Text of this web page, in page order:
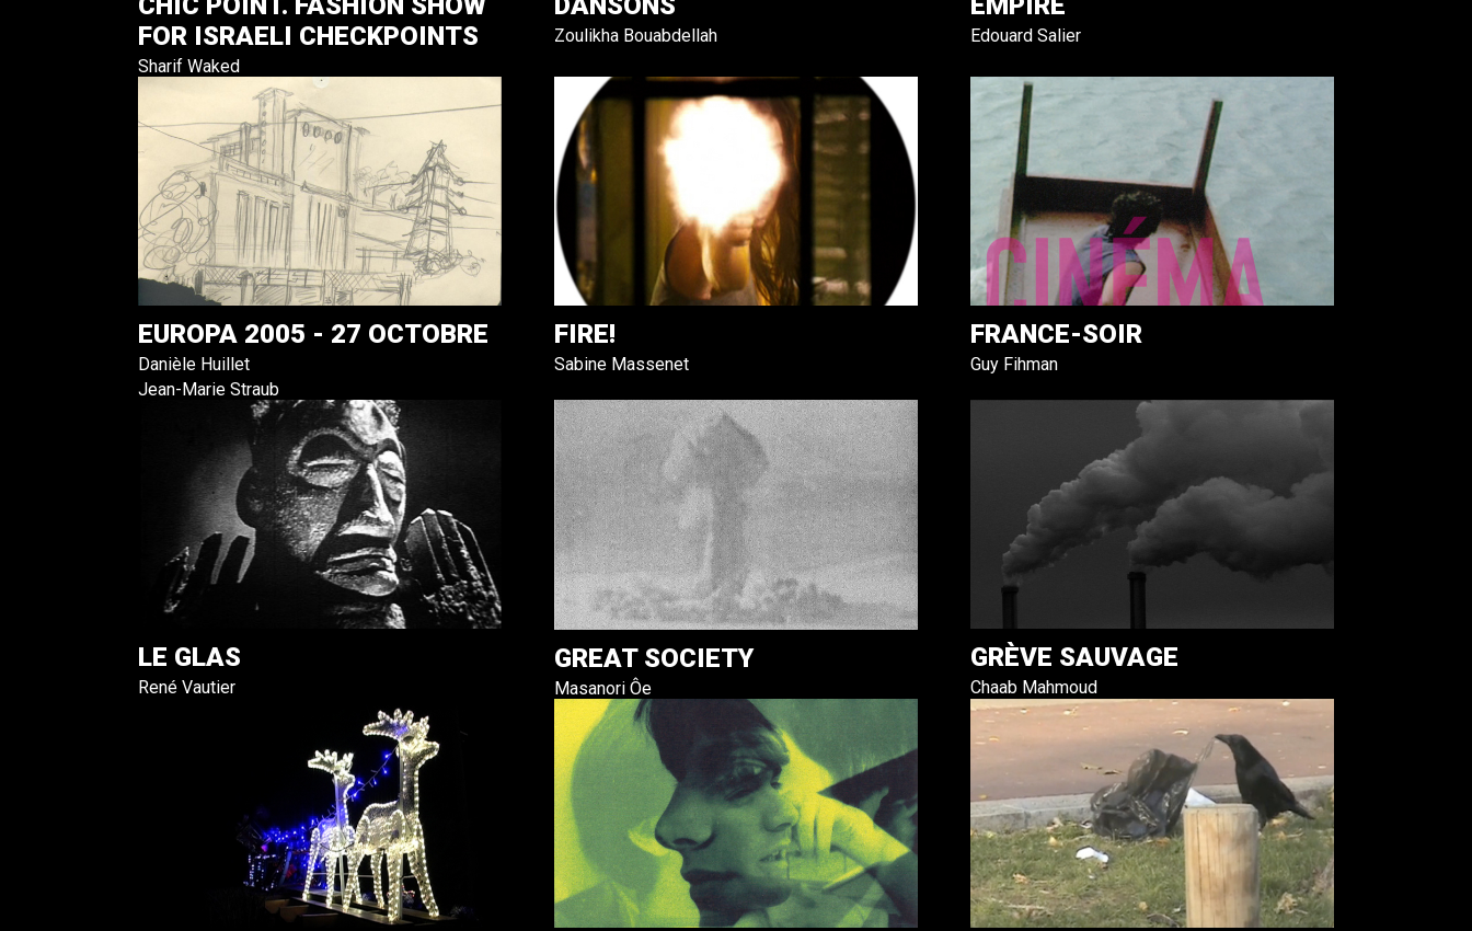
FOR ISRAELI CHECKPOINTS
Sharif Waked
Zoulikha Bouabdellah Edouard Salier
EUROPA 2005 - 27 OCTOBRE
Danièle Huillet
Jean-Marie Straub
FIRE!
Sabine Massenet
FRANCE-SOIR
Guy Fihman
LE GLAS
René Vautier
GREAT SOCIETY
Masanori Ôe
GRÈVE SAUVAGE
Chaab Mahmoud